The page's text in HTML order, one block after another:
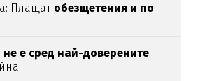
Плащат обезщетения и по
не е сред най-доверените